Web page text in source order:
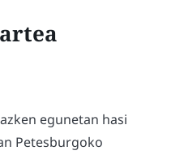
egunetan hasi
Petesburgoko